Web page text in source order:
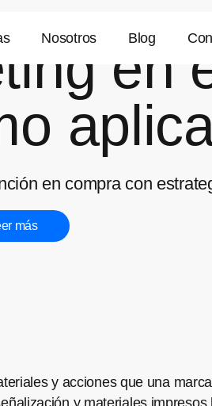
Nosotros Blog
en
en compra con
más
y acciones que una
y materiales